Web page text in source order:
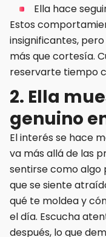
Ella hace
Estos
insignificantes,
más que cortesía.
reservarte tiempo
2. Ella
genuino
El interés se hace
va más allá de las
sentirse como algo
que se siente
qué te moldea y
el día. Escucha
después, lo que